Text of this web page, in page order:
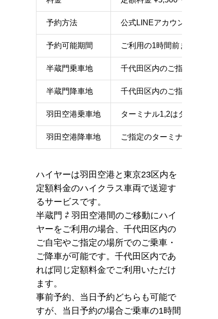
予約方法 公式LINEアカウント、ま
予約可能期間 ご利用の1時間前まで
半蔵門乗車地 千代田区内のご指定の地点
半蔵門降車地 千代田区内のご指定の地点
羽田空港乗車地 ターミナル1,2はターミナ
羽田空港降車地 ご指定のターミナルのエン
ハイヤーは羽田空港と東京23区内を
定額料金のハイクラス車両で送迎す
るサービスです。
半蔵門 ⇄ 羽田空港間のご移動にハイ
ヤーをご利用の場合、千代田区内の
ご自宅やご指定の場所でのご乗車・
ご降車が可能です。千代田区内であ
れば同じ定額料金でご利用いただけ
ます。
事前予約、当日予約どちらも可能で
すが、当日予約の場合ご乗車の1時間